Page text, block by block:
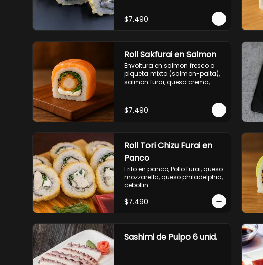
$7.490
Roll Sakfurai en Salmon
Envoltura en salmon fresco o
plqueta mixta (salmon-palta),
salmon furai, queso crema,
$7.490
Roll Tori Chizu Furai en
Panco
Frito en panco, Pollo furai, queso
mozzarella, queso philadelphia,
cebollin.
$7.490
Sashimi de Pulpo 6 unid.